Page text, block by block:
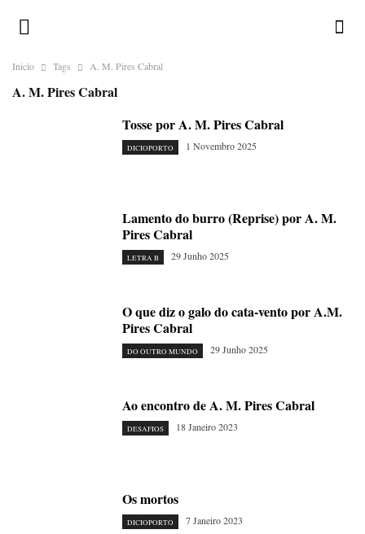
Inicio Tags A. M. Pires Cabral
A. M. Pires Cabral
Tosse por A. M. Pires Cabral
DICIOPORTO 1 Novembro 2025
Lamento do burro (Reprise) por A. M.
Pires Cabral
LETRA B 29 Junho 2025
O que diz o galo do cata-vento por A.M.
Pires Cabral
DO OUTRO MUNDO 29 Junho 2025
Ao encontro de A. M. Pires Cabral
DESAFIOS 18 Janeiro 2023
Os mortos
DICIOPORTO 7 Janeiro 2023